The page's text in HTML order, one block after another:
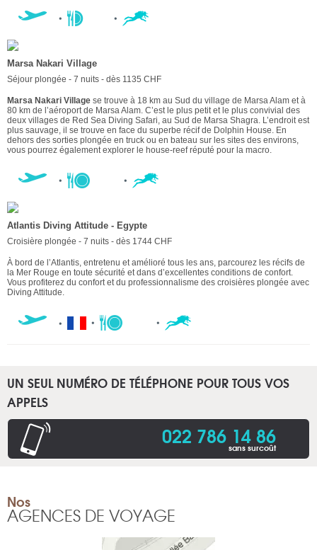
Marsa Nakari Village
Séjour plongée - 7 nuits - dès 1135 CHF
Marsa Nakari Village se trouve à 18 km au Sud du village de Marsa Alam et à
80 km de l’aéroport de Marsa Alam. C’est le plus petit et le plus convivial des
deux villages de Red Sea Diving Safari, au Sud de Marsa Shagra. L’endroit est
plus sauvage, il se trouve en face du superbe récif de Dolphin House. En
dehors des sorties plongée en truck ou en bateau sur les sites des environs,
vous pourrez également explorer le house-reef réputé pour la macro.
Atlantis Diving Attitude - Egypte
Croisière plongée - 7 nuits - dès 1744 CHF
À bord de l’Atlantis, entretenu et amélioré tous les ans, parcourez les récifs de
la Mer Rouge en toute sécurité et dans d’excellentes conditions de confort.
Vous profiterez du confort et du professionnalisme des croisières plongée avec
Diving Attitude.
UN SEUL NUMÉRO DE TÉLÉPHONE POUR TOUS VOS
APPELS
022 786 14 86
sans surcoût
Nos
AGENCES DE VOYAGE